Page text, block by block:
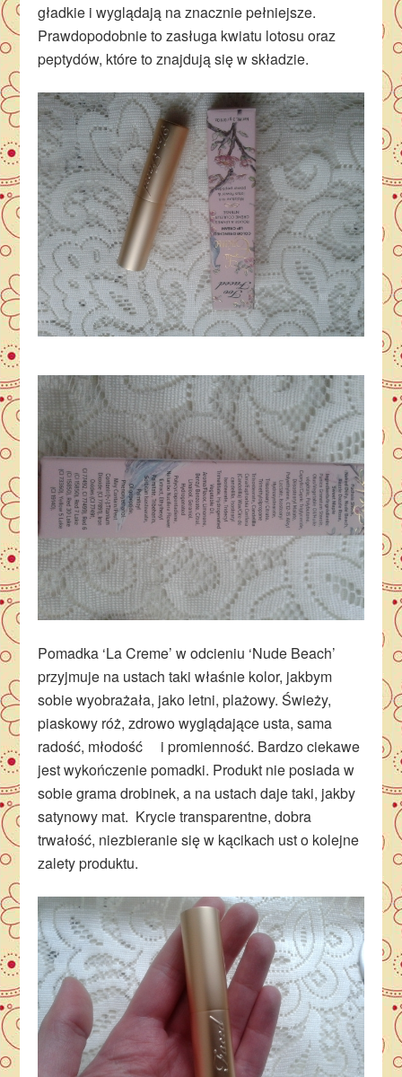
gładkie i wyglądają na znacznie pełniejsze.
Prawdopodobnie to zasługa kwiatu lotosu oraz
peptydów, które to znajdują się w składzie.
Pomadka ‘La Creme’ w odcieniu ‘Nude Beach’
przyjmuje na ustach taki właśnie kolor, jakbym
sobie wyobrażała, jako letni, plażowy. Świeży,
piaskowy róż, zdrowo wyglądające usta, sama
radość, młodość i promienność. Bardzo ciekawe
jest wykończenie pomadki. Produkt nie posiada w
sobie grama drobinek, a na ustach daje taki, jakby
satynowy mat. Krycie transparentne, dobra
trwałość, niezbieranie się w kącikach ust o kolejne
zalety produktu.